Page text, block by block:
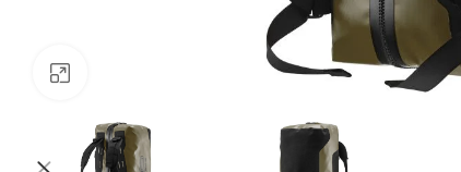
Klõpsake suurendamiseks